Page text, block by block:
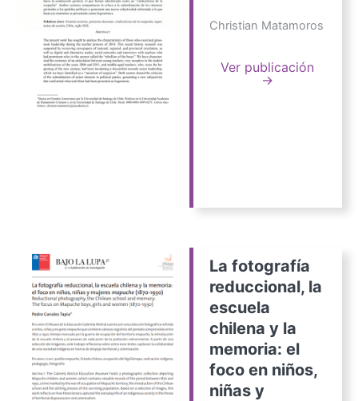
Christian Matamoros
Ver publicación
→
La fotografía
reduccional, la
escuela
chilena y la
memoria: el
foco en niños,
niñas y